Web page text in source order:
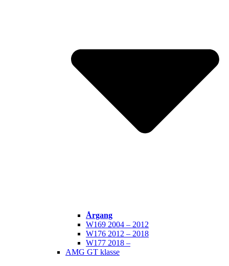
Årgang
W169 2004 – 2012
W176 2012 – 2018
W177 2018 –
AMG GT klasse